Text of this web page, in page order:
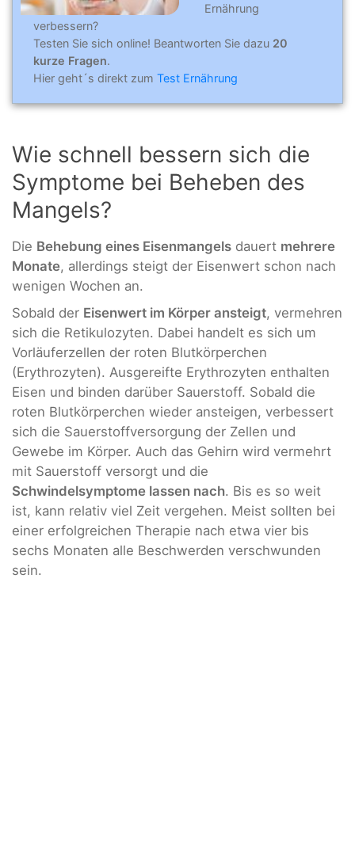
Ernährung
verbessern?
Testen Sie sich online! Beantworten Sie dazu 20
kurze Fragen.
Hier geht´s direkt zum Test Ernährung
Wie schnell bessern sich die
Symptome bei Beheben des
Mangels?
Die Behebung eines Eisenmangels dauert mehrere
Monate, allerdings steigt der Eisenwert schon nach
wenigen Wochen an.
Sobald der Eisenwert im Körper ansteigt, vermehren
sich die Retikulozyten. Dabei handelt es sich um
Vorläuferzellen der roten Blutkörperchen
(Erythrozyten). Ausgereifte Erythrozyten enthalten
Eisen und binden darüber Sauerstoff. Sobald die
roten Blutkörperchen wieder ansteigen, verbessert
sich die Sauerstoffversorgung der Zellen und
Gewebe im Körper. Auch das Gehirn wird vermehrt
mit Sauerstoff versorgt und die
Schwindelsymptome lassen nach. Bis es so weit
ist, kann relativ viel Zeit vergehen. Meist sollten bei
einer erfolgreichen Therapie nach etwa vier bis
sechs Monaten alle Beschwerden verschwunden
sein.